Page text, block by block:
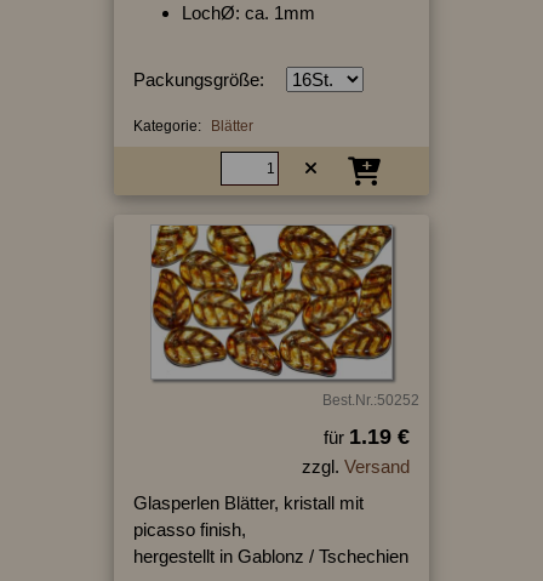
LochØ: ca. 1mm
Packungsgröße:
Kategorie: Blätter
Best.Nr.:50252
für 1.19 €
zzgl. Versand
Glasperlen Blätter, kristall mit
picasso finish,
hergestellt in Gablonz / Tschechien